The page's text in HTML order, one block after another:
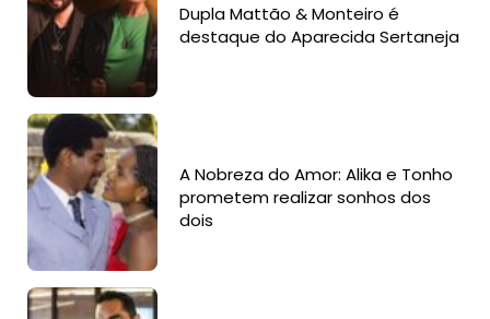
Dupla Mattão & Monteiro é
destaque do Aparecida Sertaneja
A Nobreza do Amor: Alika e Tonho
prometem realizar sonhos dos
dois